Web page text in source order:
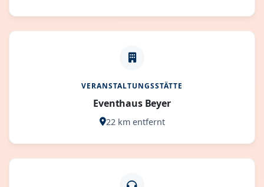
VERANSTALTUNGSSTÄTTE
Eventhaus Beyer
22 km entfernt